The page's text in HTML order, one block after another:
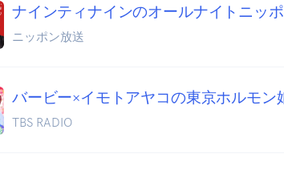
ナインティナインのオールナイトニッ
ニッポン放送
バービー×イモトアヤコの東京ホルモン
TBS RADIO